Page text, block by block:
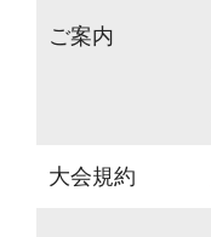
ご案内
大会規約